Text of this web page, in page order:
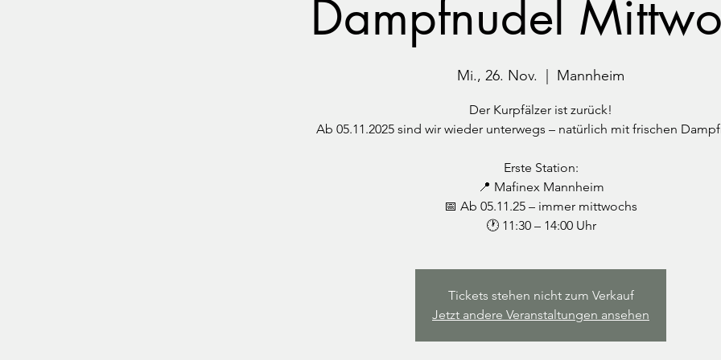
Dampfnudel
Mi., 26. Nov.
  |
Mannheim
Der Kurpfälzer ist zurück!
Ab 05.11.2025 sind wir wieder unterwegs – natürlich mit frischen
Erste Station:
📍 Mafinex Mannheim
📅 Ab 05.11.25 – immer mittwochs
🕐 11:30 – 14:00 Uhr
Tickets stehen nicht zum Verkauf
Jetzt andere Veranstaltungen ansehen